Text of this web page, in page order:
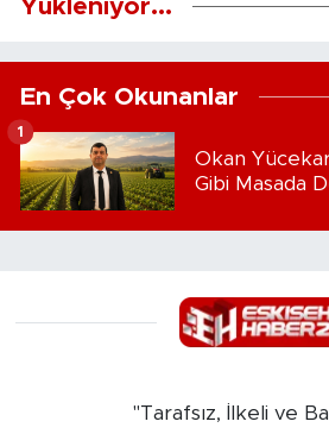
Yükleniyor...
En Çok Okunanlar
Okan
Gibi Masada
1
"Tarafsız, İlkeli ve